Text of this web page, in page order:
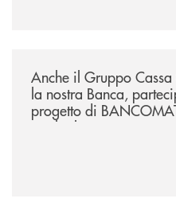
Anche il Gruppo
la nostra Banca,
progetto di
e sul relativo ecosistema